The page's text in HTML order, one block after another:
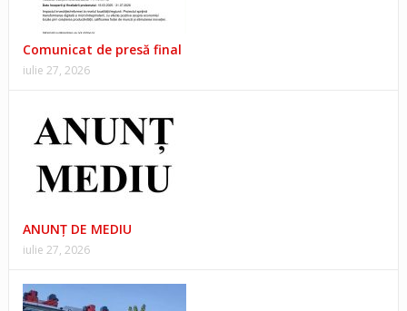
Comunicat de presă final
iulie 27, 2026
ANUNŢ DE MEDIU
iulie 27, 2026